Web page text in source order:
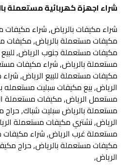
شراء اجھزة كھربائیة مستعملة
شراء مكيفات بالرياض, شراء مكيفات
مكيفات مستعملة بالرياض, مكيفات
مكيفات مستعملة جنوب الرياض,
مستعملة بالرياض, شراء مكيفات
مكيفات مستعملة للبيع الرياض,
الرياض, بيع مكيفات سبليت
مستعمل الرياض, مكيفات مستعملة
مستعملة بالرياض سبليت شباك,
الرياض, نشتري مكيفات مستعملة
مستعملة غرب الرياض, شراء مكيفات
مكيفات مستعملة بالرياض, حراج
الرياض,